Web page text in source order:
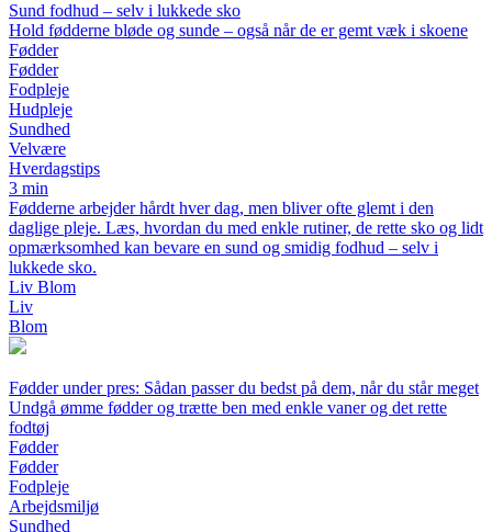
Sund fodhud – selv i lukkede sko
Hold fødderne bløde og sunde – også når de er gemt væk i skoene
Fødder
Fødder
Fodpleje
Hudpleje
Sundhed
Velvære
Hverdagstips
3 min
Fødderne arbejder hårdt hver dag, men bliver ofte glemt i den
daglige pleje. Læs, hvordan du med enkle rutiner, de rette sko og lidt
opmærksomhed kan bevare en sund og smidig fodhud – selv i
lukkede sko.
Liv Blom
Liv
Blom
Fødder under pres: Sådan passer du bedst på dem, når du står meget
Undgå ømme fødder og trætte ben med enkle vaner og det rette
fodtøj
Fødder
Fødder
Fodpleje
Arbejdsmiljø
Sundhed